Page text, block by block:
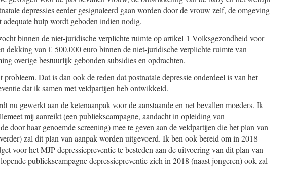
depressies eerder gesignaleerd gaan worden door de vrouw zelf, de omgeving
hulp wordt geboden indien nodig.
binnen de niet-juridische verplichte ruimte op artikel 1 Volksgezondheid voor
dekking van € 500.000 euro binnen de niet-juridische verplichte ruimte van
overige bestuurlijk gebonden subsidies en opdrachten.
Dat is dan ook de reden dat postnatale depressie onderdeel is van het
dat ik samen met veldpartijen heb ontwikkeld.
nu gewerkt aan de ketenaanpak voor de aanstaande en net bevallen moeders. Ik
mij aanreikt (een publiekscampagne, aandacht in opleiding van
door haar genoemde screening) mee te geven aan de veldpartijen die het plan van
zal dit plan van aanpak worden uitgevoerd. Ik ben ook bereid om in 2018
voor het MJP depressiepreventie te besteden aan de uitvoering van dit plan van
publiekscampagne depressiepreventie zich in 2018 (naast jongeren) ook zal